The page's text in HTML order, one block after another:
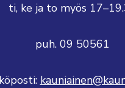
ti, ke ja to myös
puh. 09 50561